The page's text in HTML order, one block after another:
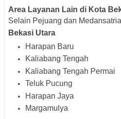
Area Layanan Lain di Kota
Selain Pejuang dan
Bekasi Utara
Harapan Baru
Kaliabang Tengah
Kaliabang Tengah Permai
Teluk Pucung
Harapan Jaya
Margamulya